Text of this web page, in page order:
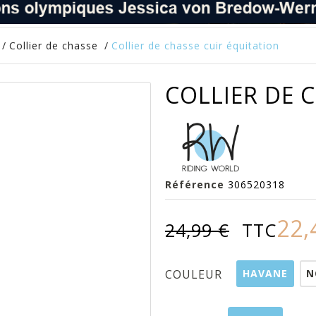
/ Collier de chasse / Collier de chasse cuir équitation
COLLIER DE
Référence 306520318
24,99 € TTC
COULEUR HAVANE